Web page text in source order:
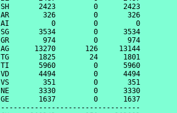
SH       2423         0      2423
AR        326         0       326
AI          0         0         0
SG       3534         0      3534
GR        974         0       974
AG      13270       126     13144
TG       1825        24      1801
TI       5960         0      5960
VD       4494         0      4494
VS        351         0       351
NE       3330         0      3330
GE       1637         0      1637
---------------------------------